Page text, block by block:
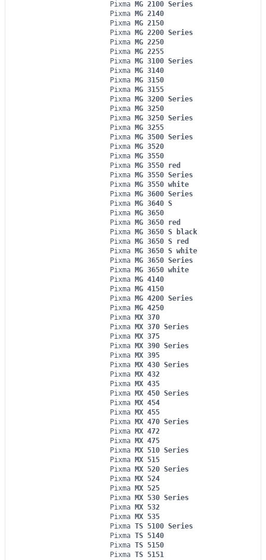
Pixma MG 2100 Series
Pixma MG 2140
Pixma MG 2150
Pixma MG 2200 Series
Pixma MG 2250
Pixma MG 2255
Pixma MG 3100 Series
Pixma MG 3140
Pixma MG 3150
Pixma MG 3155
Pixma MG 3200 Series
Pixma MG 3250
Pixma MG 3250 Series
Pixma MG 3255
Pixma MG 3500 Series
Pixma MG 3520
Pixma MG 3550
Pixma MG 3550 red
Pixma MG 3550 Series
Pixma MG 3550 white
Pixma MG 3600 Series
Pixma MG 3640 S
Pixma MG 3650
Pixma MG 3650 red
Pixma MG 3650 S black
Pixma MG 3650 S red
Pixma MG 3650 S white
Pixma MG 3650 Series
Pixma MG 3650 white
Pixma MG 4140
Pixma MG 4150
Pixma MG 4200 Series
Pixma MG 4250
Pixma MX 370
Pixma MX 370 Series
Pixma MX 375
Pixma MX 390 Series
Pixma MX 395
Pixma MX 430 Series
Pixma MX 432
Pixma MX 435
Pixma MX 450 Series
Pixma MX 454
Pixma MX 455
Pixma MX 470 Series
Pixma MX 472
Pixma MX 475
Pixma MX 510 Series
Pixma MX 515
Pixma MX 520 Series
Pixma MX 524
Pixma MX 525
Pixma MX 530 Series
Pixma MX 532
Pixma MX 535
Pixma TS 5100 Series
Pixma TS 5140
Pixma TS 5150
Pixma TS 5151